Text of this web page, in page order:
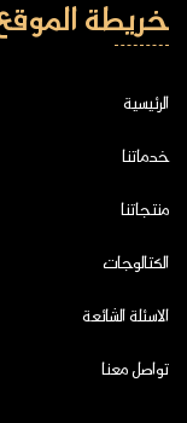
خريطة
الرئيسية
خدماتنا
منتجاتنا
الكتالوجات
الاسئلة الشائعة
تواصل معنا